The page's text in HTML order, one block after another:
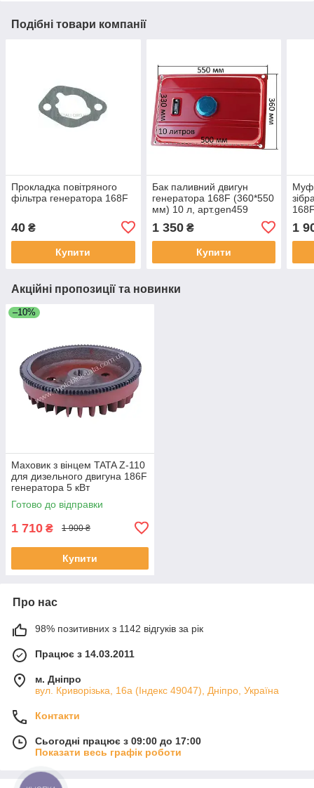
Подібні товари компанії
Прокладка повітряного
фільтра генератора 168F
40 ₴
Купити
Бак паливний двигун
генератора 168F (360*550
мм) 10 л, арт.gen459
1 350₴
Купити
1
Акційні пропозиції та новинки
–10%
Маховик з вінцем TATA Z-110
для дизельного двигуна 186F
генератора 5 кВт
Готово до відправки
1 710 ₴ 1 900 ₴
Купити
Про нас
98% позитивних з 1142 відгуків за рік
Працює з 14.03.2011
м. Дніпро
вул. Криворізька, 16а (Індекс 49047), Дніпро, Україна
Контакти
Сьогодні працює з 09:00 до 17:00
Показати весь графік роботи